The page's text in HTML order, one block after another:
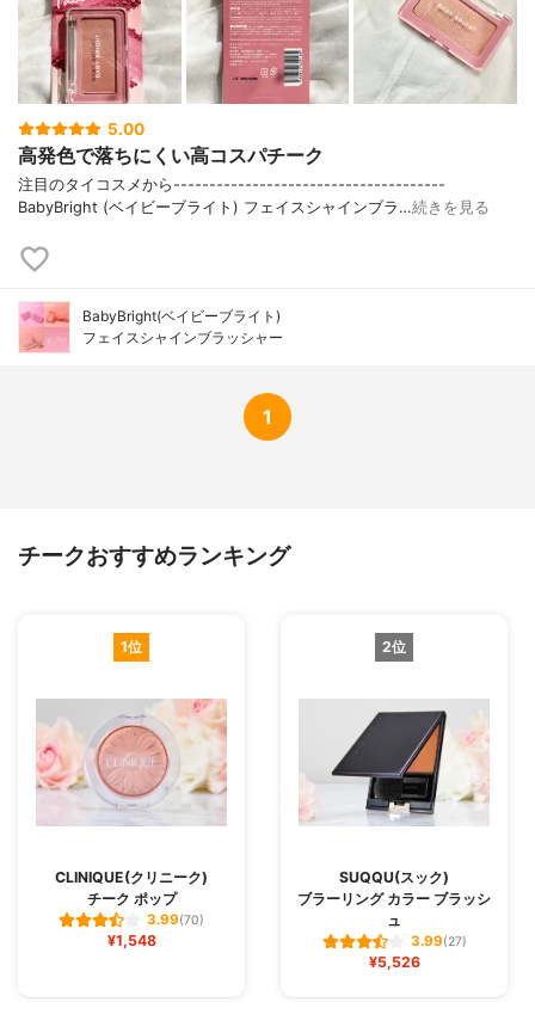
5.00
高発色で落ちにくい高コスパチーク
注目のタイコスメから--------------------------------------
BabyBright (ベイビーブライト) フェイスシャインブラ…続きを見る
BabyBright(ベイビーブライト)
フェイスシャインブラッシャー
1
チークおすすめランキング
1位
CLINIQUE(クリニーク)
チーク ポップ
3.99(70)
¥1,548
2位
SUQQU(スック)
ブラーリング カラー ブラッシ
ュ
3.99(27)
¥5,526